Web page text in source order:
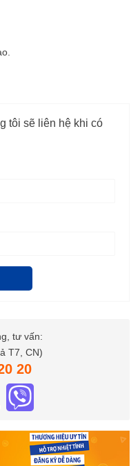
tôi sẽ liên hệ khi có
tư vấn:
T7, CN)
20